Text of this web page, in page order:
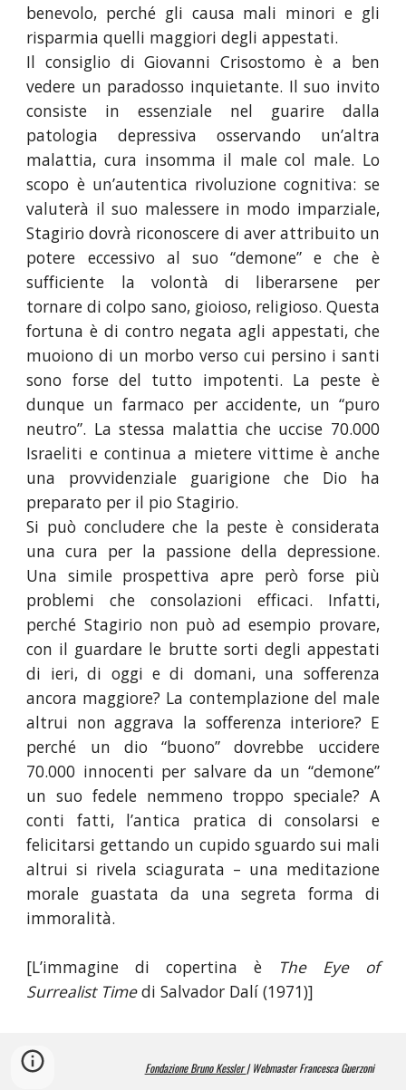
benevolo, perché gli causa mali minori e gli
risparmia quelli maggiori degli appestati.
Il consiglio di Giovanni Crisostomo è a ben
vedere un paradosso inquietante. Il suo invito
consiste in essenziale nel guarire dalla
patologia depressiva osservando un’altra
malattia, cura insomma il male col male. Lo
scopo è un’autentica rivoluzione cognitiva: se
valuterà il suo malessere in modo imparziale,
Stagirio dovrà riconoscere di aver attribuito un
potere eccessivo al suo “demone” e che è
sufficiente la volontà di liberarsene per
tornare di colpo sano, gioioso, religioso. Questa
fortuna è di contro negata agli appestati, che
muoiono di un morbo verso cui persino i santi
sono forse del tutto impotenti. La peste è
dunque un farmaco per accidente, un “puro
neutro”. La stessa malattia che uccise 70.000
Israeliti e continua a mietere vittime è anche
una provvidenziale guarigione che Dio ha
preparato per il pio Stagirio.
Si può concludere che la peste è considerata
una cura per la passione della depressione.
Una simile prospettiva apre però forse più
problemi che consolazioni efficaci. Infatti,
perché Stagirio non può ad esempio provare,
con il guardare le brutte sorti degli appestati
di ieri, di oggi e di domani, una sofferenza
ancora maggiore? La contemplazione del male
altrui non aggrava la sofferenza interiore? E
perché un dio “buono” dovrebbe uccidere
70.000 innocenti per salvare da un “demone”
un suo fedele nemmeno troppo speciale? A
conti fatti, l’antica pratica di consolarsi e
felicitarsi gettando un cupido sguardo sui mali
altrui si rivela sciagurata – una meditazione
morale guastata da una segreta forma di
immoralità.
[L’immagine di copertina è
The Eye of
Surrealist Timedi Salvador Dalí (1971)]
Fondazione Bruno Kessler | Webmaster Francesca Guerzoni